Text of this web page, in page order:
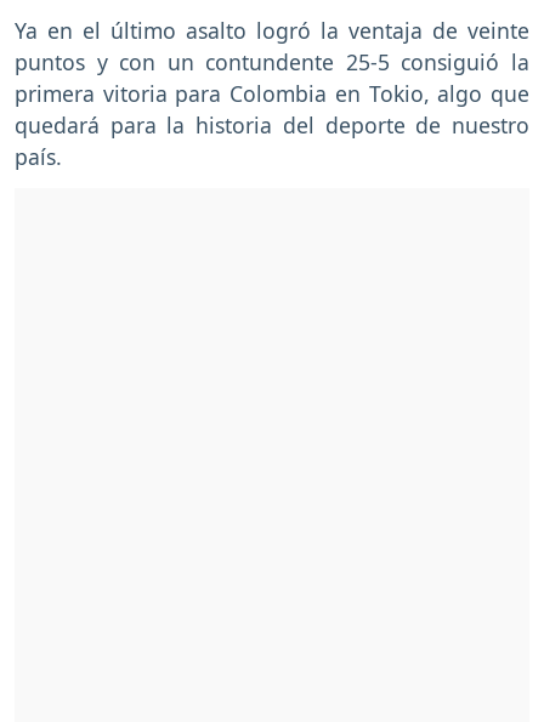
Ya en el último asalto logró la ventaja de veinte
puntos y con un contundente 25-5 consiguió la
primera vitoria para Colombia en Tokio, algo que
quedará para la historia del deporte de nuestro
país.